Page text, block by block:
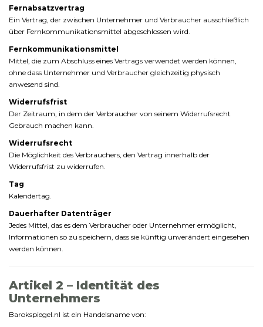
Fernabsatzvertrag
Ein Vertrag, der zwischen Unternehmer und Verbraucher ausschließlich
über Fernkommunikationsmittel abgeschlossen wird.
Fernkommunikationsmittel
Mittel, die zum Abschluss eines Vertrags verwendet werden können,
ohne dass Unternehmer und Verbraucher gleichzeitig physisch
anwesend sind.
Widerrufsfrist
Der Zeitraum, in dem der Verbraucher von seinem Widerrufsrecht
Gebrauch machen kann.
Widerrufsrecht
Die Möglichkeit des Verbrauchers, den Vertrag innerhalb der
Widerrufsfrist zu widerrufen.
Tag
Kalendertag.
Dauerhafter Datenträger
Jedes Mittel, das es dem Verbraucher oder Unternehmer ermöglicht,
Informationen so zu speichern, dass sie künftig unverändert eingesehen
werden können.
Artikel 2 – Identität des
Unternehmers
Barokspiegel.nl ist ein Handelsname von: